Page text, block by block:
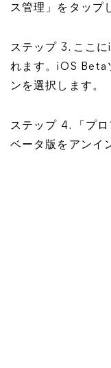
ス管理」をタップ
ステップ 3. ここ
れます。iOS Beta
ンを選択します。
ステップ 4. 「プ
ベータ版をアンイ